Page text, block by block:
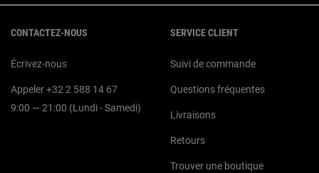
CONTACTEZ-NOUS
Écrivez-nous
Appeler +32 2 588 14 67
9:00 — 21:00 (Lundi - Samedi)
SERVICE CLIENT
Suivi de commande
Questions fréquentes
Livraisons
Retours
Trouver une boutique